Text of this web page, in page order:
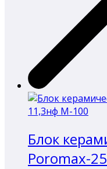
Блок
Poromax-